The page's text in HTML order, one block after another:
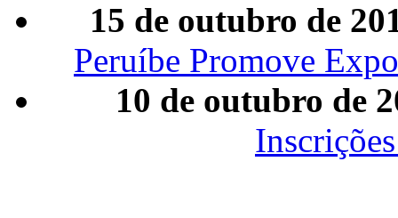
15 de outubro de
Peruíbe Promove
10 de outubro de